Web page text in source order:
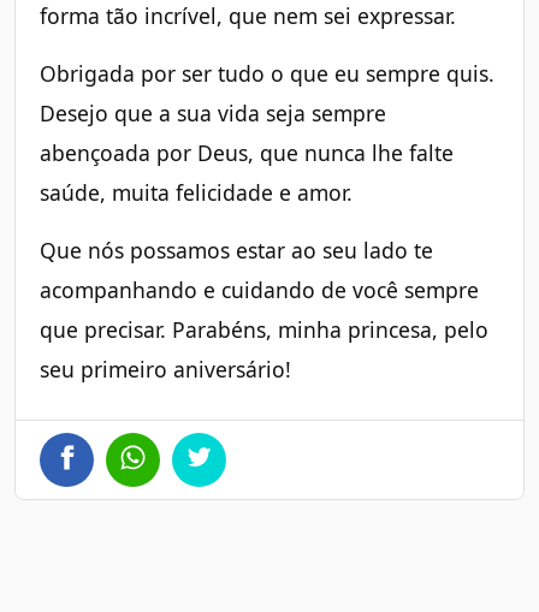
forma tão incrível, que nem sei expressar.
Obrigada por ser tudo o que eu sempre quis.
Desejo que a sua vida seja sempre
abençoada por Deus, que nunca lhe falte
saúde, muita felicidade e amor.
Que nós possamos estar ao seu lado te
acompanhando e cuidando de você sempre
que precisar. Parabéns, minha princesa, pelo
seu primeiro aniversário!